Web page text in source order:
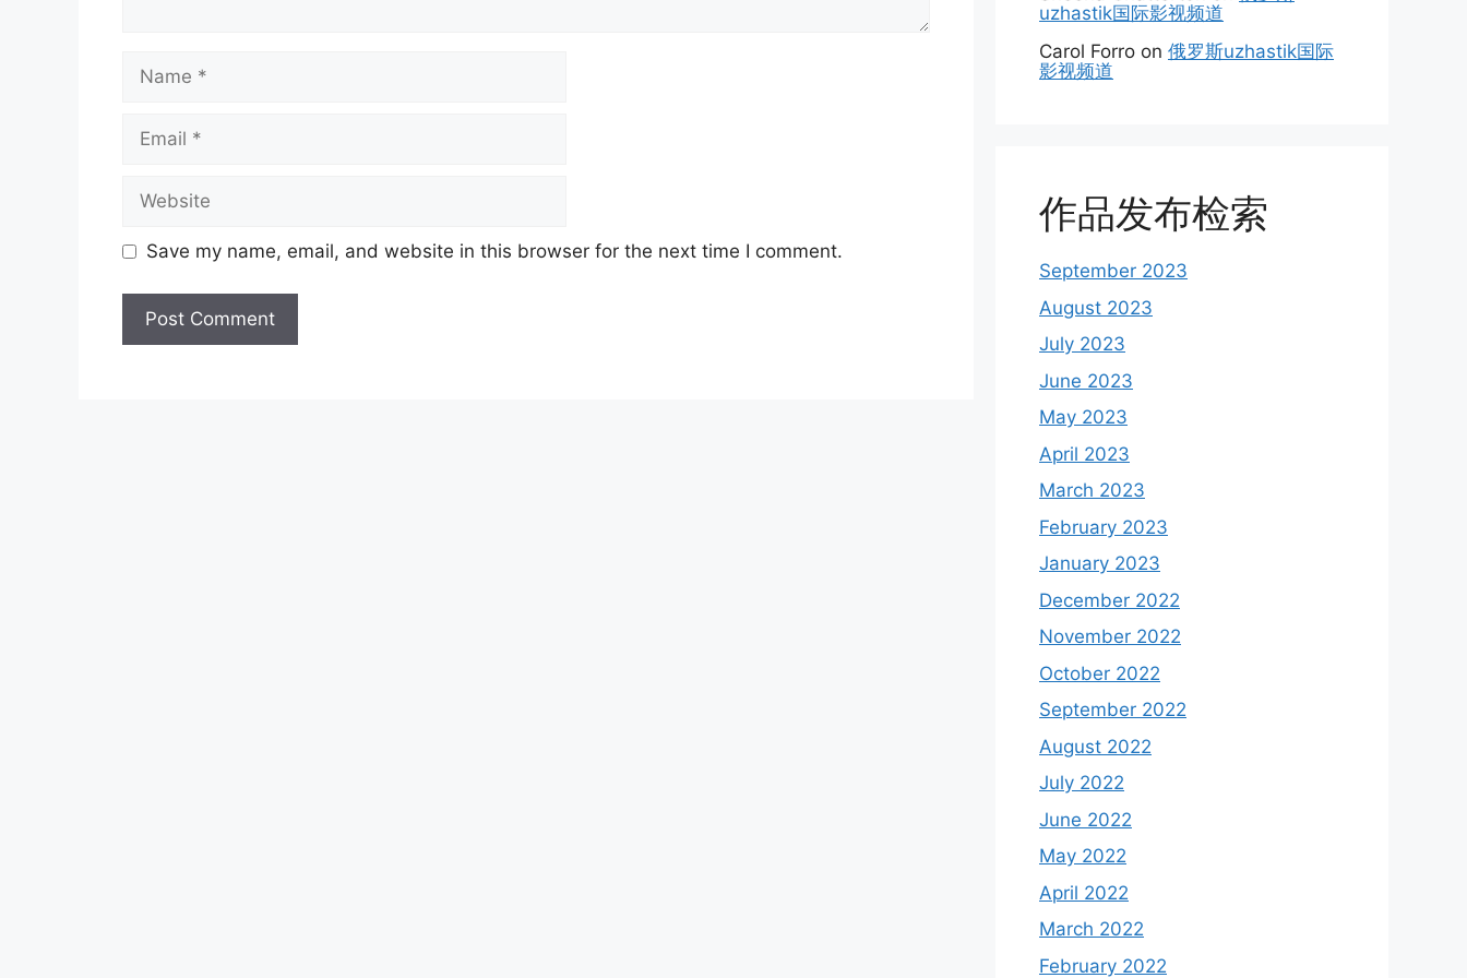
Name
Email
Website
Save my name, email, and website in this browser for the next time I comment.
uzhastik国际影视频道
Carol Forro on 俄罗斯uzhastik国际
影视频道
作品发布检索
September 2023
August 2023
July 2023
June 2023
May 2023
April 2023
March 2023
February 2023
January 2023
December 2022
November 2022
October 2022
September 2022
August 2022
July 2022
June 2022
May 2022
April 2022
March 2022
February 2022